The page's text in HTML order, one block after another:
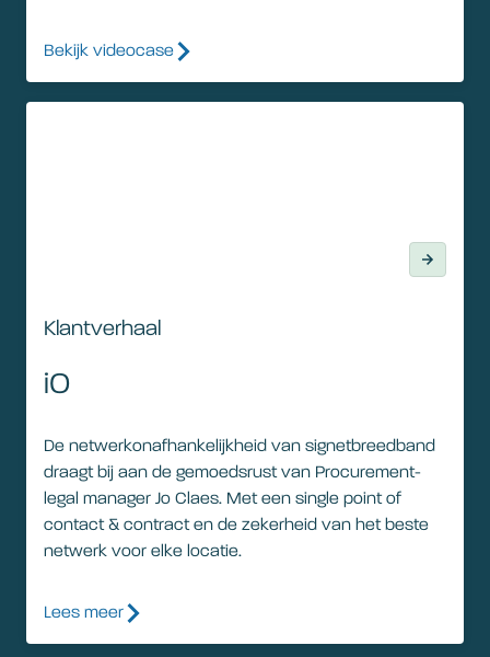
Bekijk videocase
Klantverhaal
iO
De netwerkonafhankelijkheid van signetbreedband
draagt bij aan de gemoedsrust van Procurement-
legal manager Jo Claes. Met een single point of
contact & contract en de zekerheid van het beste
netwerk voor elke locatie.
Lees meer